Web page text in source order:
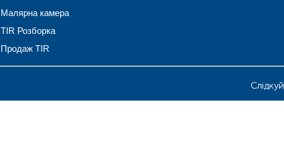
Малярна камера
TIR Розборка
Продаж TIR